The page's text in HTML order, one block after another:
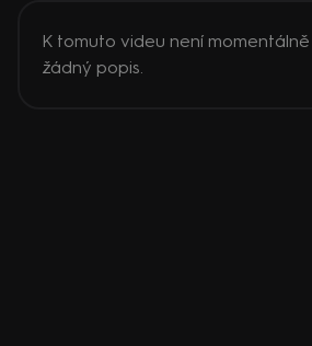
K tomuto videu není
žádný popis.